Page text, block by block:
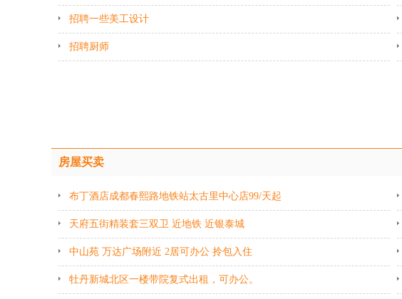
招聘一些美工设计
招聘厨师
房屋买卖
布丁酒店成都春熙路地铁站太古里中心店99/天起
天府五街精装套三双卫 近地铁 近银泰城
中山苑 万达广场附近 2居可办公 拎包入住
牡丹新城北区一楼带院复式出租，可办公。